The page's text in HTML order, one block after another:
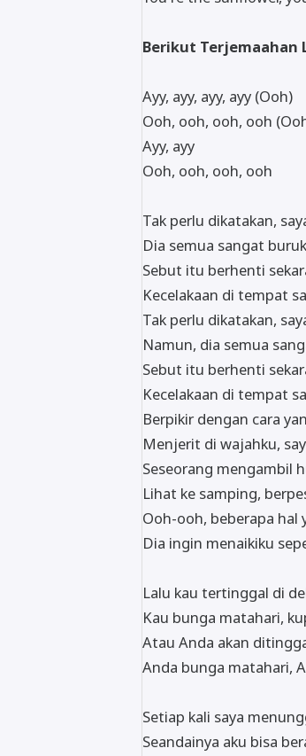
Berikut Terjemaahan
Ayy, ayy, ayy, ayy (Ooh)
Ooh, ooh, ooh, ooh
Ayy, ayy
Ooh, ooh, ooh, ooh
Tak perlu dikatakan,
Dia semua sangat
Sebut itu berhenti
Kecelakaan di tempat
Tak perlu dikatakan,
Namun, dia semua
Sebut itu berhenti
Kecelakaan di tempat
Berpikir dengan cara
Menjerit di wajahku,
Seseorang mengambil
Lihat ke samping,
Ooh-ooh, beberapa hal
Dia ingin menaikiku
Lalu kau tertinggal di
Kau bunga matahari,
Atau Anda akan
Anda bunga matahari,
Setiap kali saya
Seandainya aku bisa